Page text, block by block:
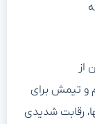
از
و تیمش برای
رقابت شدیدی